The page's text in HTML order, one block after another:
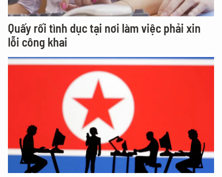
Quấy rối tình dục tại nơi làm việc phải xin
lỗi công khai